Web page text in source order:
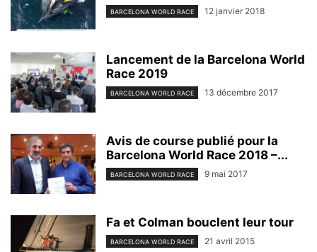
BARCELONA WORLD RACE 12 janvier 2018
Lancement de la Barcelona World
Race 2019
BARCELONA WORLD RACE 13 décembre 2017
Avis de course publié pour la
Barcelona World Race 2018 –...
BARCELONA WORLD RACE 9 mai 2017
Fa et Colman bouclent leur tour
BARCELONA WORLD RACE 21 avril 2015